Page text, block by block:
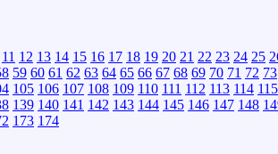
11 12 13 14 15 16 17 18 19 20 21 22 23 24 25
59 60 61 62 63 64 65 66 67 68 69 70 71 72 73
105 106 107 108 109 110 111 112 113 114 115
139 140 141 142 143 144 145 146 147 148
173 174